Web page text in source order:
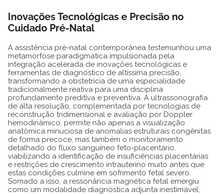
Inovações Tecnológicas e Precisão no
Cuidado Pré-Natal
A assistência pré-natal contemporânea testemunhou uma
metamorfose paradigmática impulsionada pela
integração acelerada de inovações tecnológicas e
ferramentas de diagnóstico de altíssima precisão,
transformando a obstetrícia de uma especialidade
tradicionalmente reativa para uma disciplina
profundamente preditiva e preventiva. A ultrassonografia
de alta resolução, complementada por tecnologias de
reconstrução tridimensional e avaliação por Doppler
hemodinâmico, permite não apenas a visualização
anatômica minuciosa de anomalias estruturais congênitas
de forma precoce, mas também o monitoramento
detalhado do fluxo sanguíneo feto-placentário,
viabilizando a identificação de insuficiências placentárias
e restrições de crescimento intrauterino muito antes que
estas condições culmine em sofrimento fetal severo.
Somado a isso, a ressonância magnética fetal emergiu
como um modalidade diagnóstica adjunta inestimável,